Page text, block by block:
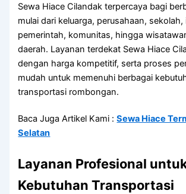
Sewa Hiace Cilandak terpercaya bagi
mulai dari keluarga, perusahaan,
pemerintah, komunitas, hingga
daerah. Layanan terdekat Sewa Hiace
dengan harga kompetitif, serta proses
mudah untuk memenuhi berbagai
transportasi rombongan.
Baca Juga Artikel Kami :Sewa Hiace
Selatan
Layanan Profesional
Kebutuhan Transportasi